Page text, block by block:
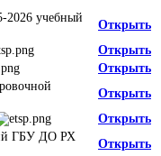
учебный
Открыть
Открыть
Открыть
Открыть
Открыть
ГБУ ДО РХ
Открыть